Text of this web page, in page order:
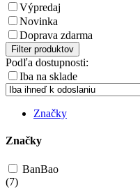
Výpredaj
Novinka
Doprava zdarma
Filter produktov
Podľa dostupnosti:
Iba na sklade
Značky
Značky
BanBao
(7)